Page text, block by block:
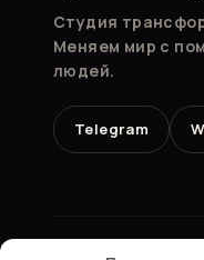
Студия
Меняем мир с
людей.
Telegram
© 2026 ИП Сазонов